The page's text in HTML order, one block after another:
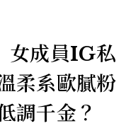
女成員IG私
柔系歐膩粉
調千金？